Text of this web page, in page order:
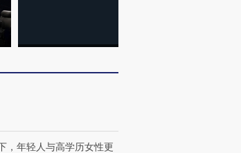
，年轻人与高学历女性更